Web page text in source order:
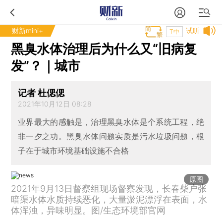
财新mini+ 试听
T中
黑臭水体治理后为什么又“旧病复
发”？｜城市
记者 杜偲偲
2021年10月12日 08:28
业界最大的感触是，治理黑臭水体是个系统工程，绝
非一夕之功。黑臭水体问题实质是污水垃圾问题，根
子在于城市环境基础设施不合格
原图
2021年9月13日督察组现场督察发现，长春柴户张
暗渠水体水质持续恶化，大量淤泥漂浮在表面，水
体浑浊，异味明显。图/生态环境部官网